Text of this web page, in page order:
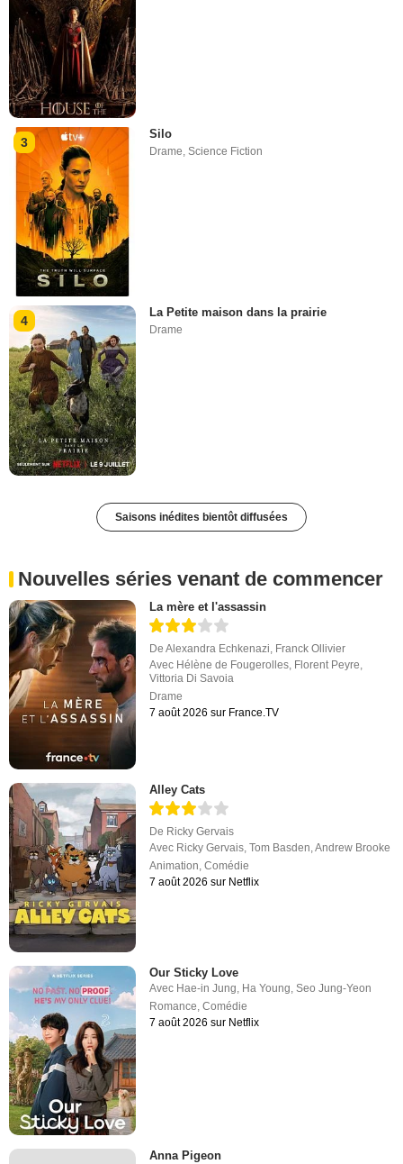
3
Silo
Drame,Science Fiction
4
La Petite maison dans la prairie
Drame
Saisons inédites bientôt diffusées
Nouvelles séries venant de commencer
La mère et l'assassin
DeAlexandra Echkenazi Franck Ollivier
Avec Hélène de Fougerolles Florent Peyre
Vittoria Di Savoia
Drame
7 août 2026 sur France.TV
Alley Cats
De Ricky Gervais
Avec Ricky Gervais,Tom Basden,Andrew Brooke
Animation,Comédie
7 août 2026 sur Netflix
Our Sticky Love
Avec Hae-in Jung, Ha Young,Seo Jung-Yeon
Romance,Comédie
7 août 2026 sur Netflix
Anna Pigeon